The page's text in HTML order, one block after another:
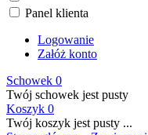
Panel klienta
Logowanie
Załóż konto
Schowek 0
Twój schowek jest pusty
Koszyk 0
Twój koszyk jest pusty ...